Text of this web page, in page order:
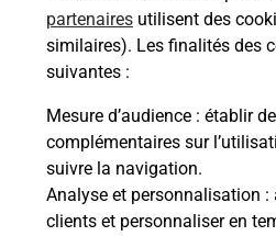
partenaires utilisent des
similaires). Les finalités des
suivantes :
Mesure d’audience : établir
complémentaires sur
suivre la navigation.
Analyse et personnalisation :
clients et personnaliser en
Comment demander
modification de
Comment La Poste
à votre sécurité au